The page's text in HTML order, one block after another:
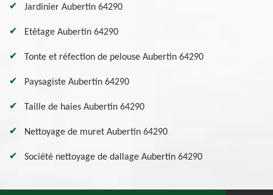
Jardinier Aubertin 64290
Etêtage Aubertin 64290
Tonte et réfection de pelouse Aubertin 64290
Paysagiste Aubertin 64290
Taille de haies Aubertin 64290
Nettoyage de muret Aubertin 64290
Société nettoyage de dallage Aubertin 64290